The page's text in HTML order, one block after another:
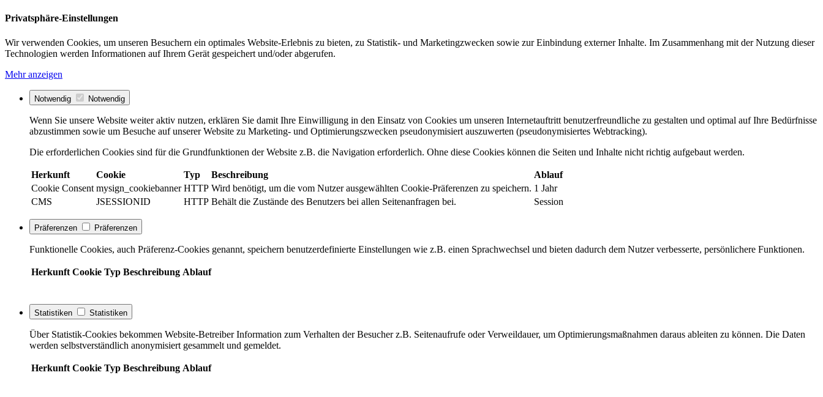
Privatsphäre-Einstellungen
Wir verwenden Cookies, um unseren Besuchern ein optimales Website-Erlebnis zu bieten, zu Statistik- und Marketingzwecken sowie zur Einbindung externer Inhalte. Im Zusammenhang mit der Nutzung dieser
Technologien werden Informationen auf Ihrem Gerät gespeichert und/oder abgerufen.
Mehr anzeigen
Notwendig Notwendig
Wenn Sie unsere Website weiter aktiv nutzen, erklären Sie damit Ihre Einwilligung in den Einsatz von Cookies um unseren Internetauftritt benutzerfreundliche zu gestalten und optimal auf Ihre Bedürfnisse
abzustimmen sowie um Besuche auf unserer Website zu Marketing- und Optimierungszwecken pseudonymisiert auszuwerten (pseudonymisiertes Webtracking).
Die erforderlichen Cookies sind für die Grundfunktionen der Website z.B. die Navigation erforderlich. Ohne diese Cookies können die Seiten und Inhalte nicht richtig aufgebaut werden.
Herkunft Cookie Typ Beschreibung
Ablauf
Cookie Consent mysign_cookiebanner HTTP Wird benötigt, um die vom Nutzer ausgewählten Cookie-Präferenzen zu speichern. 1 Jahr
CMS
JSESSIONID HTTP Behält die Zustände des Benutzers bei allen Seitenanfragen bei. Session
Präferenzen Präferenzen
Funktionelle Cookies, auch Präferenz-Cookies genannt, speichern benutzerdefinierte Einstellungen wie z.B. einen Sprachwechsel und bieten dadurch dem Nutzer verbesserte, persönlichere Funktionen.
Herkunft Cookie Typ Beschreibung Ablauf
Statistiken Statistiken
Über Statistik-Cookies bekommen Website-Betreiber Information zum Verhalten der Besucher z.B. Seitenaufrufe oder Verweildauer, um Optimierungsmaßnahmen daraus ableiten zu können. Die Daten
werden selbstverständlich anonymisiert gesammelt und gemeldet.
Herkunft Cookie Typ Beschreibung Ablauf